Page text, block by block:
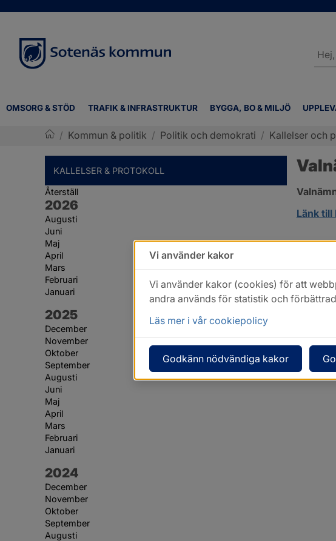
OMSORG & STÖD TRAFIK & INFRASTRUKTUR BYGGA, BO & MILJÖ
/ Kommun & politik / Politik och demokrati / Kallelser och
KALLELSER & PROTOKOLL
Återställ
År:
2026
Augusti
Juni
Maj
April
Mars
Februari
Januari
År:
2025
December
November
Oktober
September
Augusti
Juni
Maj
April
Mars
Februari
Januari
År:
2024
December
November
Oktober
September
Augusti
Länk till
Vi använder kakor
Vi använder kakor (cookies) för att
andra används för statistik och
Läs mer i vår cookiepolicy
Godkänn nödvändiga kakor